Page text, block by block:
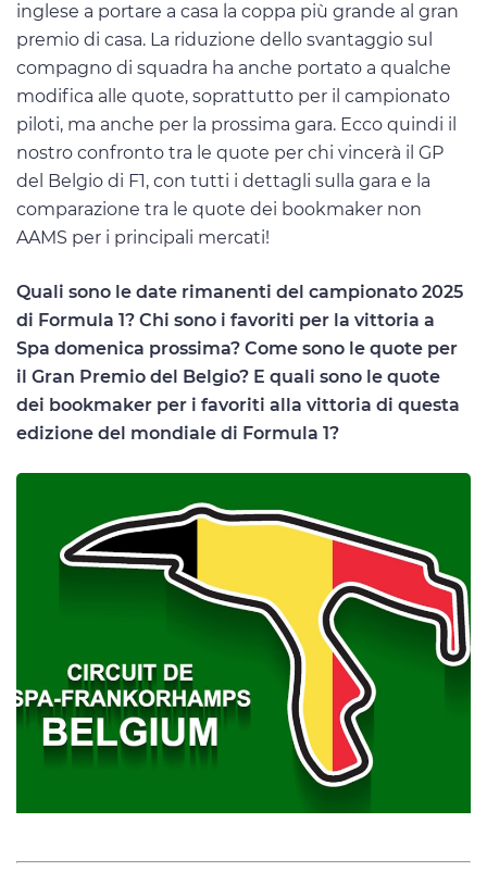
inglese a portare a casa la coppa più grande al gran
premio di casa. La riduzione dello svantaggio sul
compagno di squadra ha anche portato a qualche
modifica alle quote, soprattutto per il campionato
piloti, ma anche per la prossima gara. Ecco quindi il
nostro confronto tra le quote per chi vincerà il GP
del Belgio di F1, con tutti i dettagli sulla gara e la
comparazione tra le quote dei bookmaker non
AAMS per i principali mercati!
Quali sono le date rimanenti del campionato 2025
di Formula 1? Chi sono i favoriti per la vittoria a
Spa domenica prossima? Come sono le quote per
il Gran Premio del Belgio? E quali sono le quote
dei bookmaker per i favoriti alla vittoria di questa
edizione del mondiale di Formula 1?